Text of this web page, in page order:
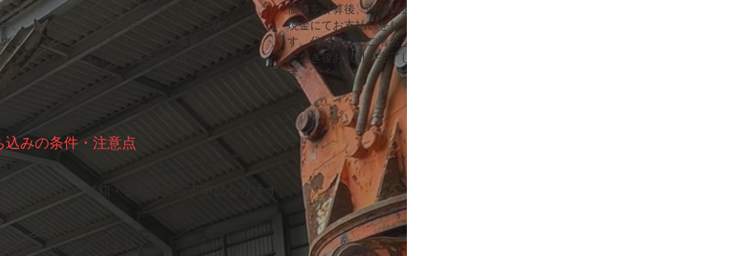
い
。
、
品目別で計量を行います。
​※車に商品を載せている状
態と降ろした後の重量を差
し引いた重さで計算します
価格を計算後、商品代金を
現金にてお支払いをしま
す。代金受理のご署名をい
ただき後お取引が完了しま
す。
込みの条件・注意点
る場合は、減額・または買取不可になります。
。
引き取っておりません。